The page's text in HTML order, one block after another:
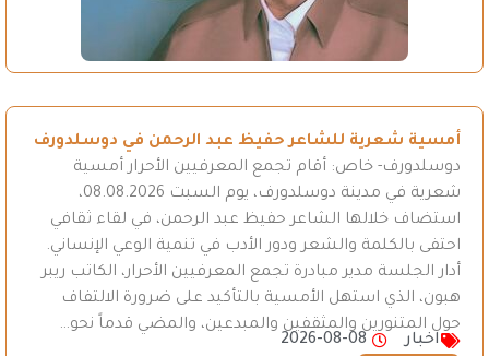
أمسية شعرية للشاعر حفيظ عبد الرحمن في دوسلدورف
دوسلدورف- خاص: أقام تجمع المعرفيين الأحرار أمسية
شعرية في مدينة دوسلدورف، يوم السبت 08.08.2026،
استضاف خلالها الشاعر حفيظ عبد الرحمن، في لقاء ثقافي
احتفى بالكلمة والشعر ودور الأدب في تنمية الوعي الإنساني.
أدار الجلسة مدير مبادرة تجمع المعرفيين الأحرار، الكاتب ريبر
هبون، الذي استهل الأمسية بالتأكيد على ضرورة الالتفاف
حول المتنورين والمثقفين والمبدعين، والمضي قدماً نحو…
اخبار
2026-08-08